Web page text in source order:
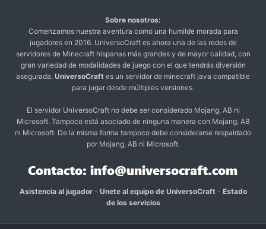
Sobre nosotros:
Comenzamos nuestra aventura como una humilde morada para
jugadores en 2016. UniversoCraft es ahora una de las redes de
servidores de Minecraft hispanas más grandes y de mayor calidad, con
gran variedad de modalidades de juego con el que tendrás diversión
asegurada. UniversoCraft es un servidor de minecraft java compatible
para jugar desde múltiples versiones.
El servidor UniversoCraft no debe ser considerado Mojang, AB ni
Microsoft. Tampoco está asociado de ninguna manera con Mojang, AB
ni Microsoft. De la misma forma tampoco debe considerarse respaldado
por Mojang, AB ni Microsoft.
Asistencia al jugador- Unete al equipo de UniversoCraft - Estado
de los servicios